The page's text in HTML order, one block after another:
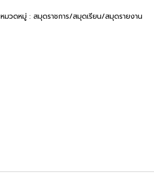
หมวดหมู่ : สมุดราชการ/สมุดเรียน/สมุดรายงาน